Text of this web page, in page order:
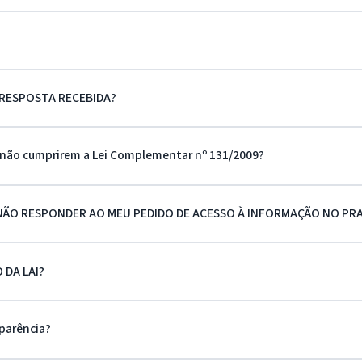
RECEBIDA?
cumprirem a Lei Complementar nº 131/2009?
RESPONDER AO MEU PEDIDO DE ACESSO À INFORMAÇÃO NO
DA LAI?